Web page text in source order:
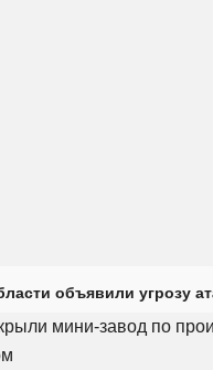
объявили угрозу